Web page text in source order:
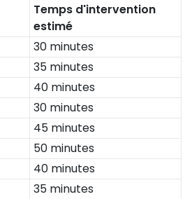
Temps d'intervention
estimé
30 minutes
35 minutes
40 minutes
30 minutes
45 minutes
50 minutes
40 minutes
35 minutes